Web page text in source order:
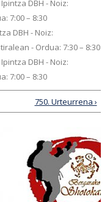
DBH - Noiz:
7:00 – 8:30
DBH - Noiz:
- Ordua: 7:30 – 8:30
DBH - Noiz:
7:00 – 8:30
750. Urteurrena ›